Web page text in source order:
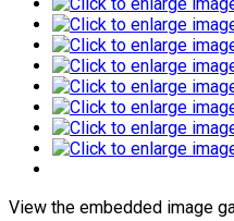
View the embedded image